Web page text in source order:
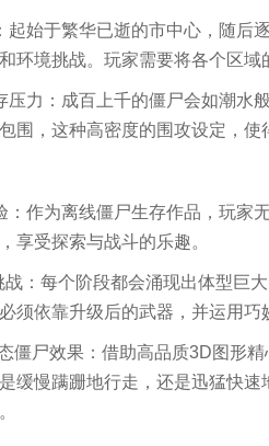
起始于繁华已逝的市中心，随后
环境挑战。玩家需要将各个区域
压力：成百上千的僵尸会如潮水
围，这种高密度的围攻设定，使
：作为离线僵尸生存作品，玩家
享受探索与战斗的乐趣。
：每个阶段都会涌现出体型巨
须依靠升级后的武器，并运用巧
僵尸效果：借助高品质3D图形
缓慢蹒跚地行走，还是迅猛快